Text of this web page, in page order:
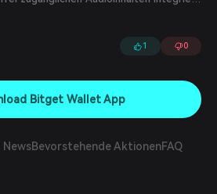
als Value4Value bezeichnet
1 0
Bitget Wallet App
Bevorstehende AktionenFAQ